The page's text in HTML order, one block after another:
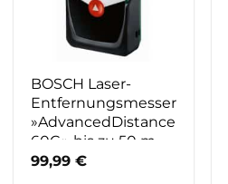
BOSCH Laser-
Entfernungsmesser
»AdvancedDistance
60C«, bis zu 50 m –
gruen
99,99€